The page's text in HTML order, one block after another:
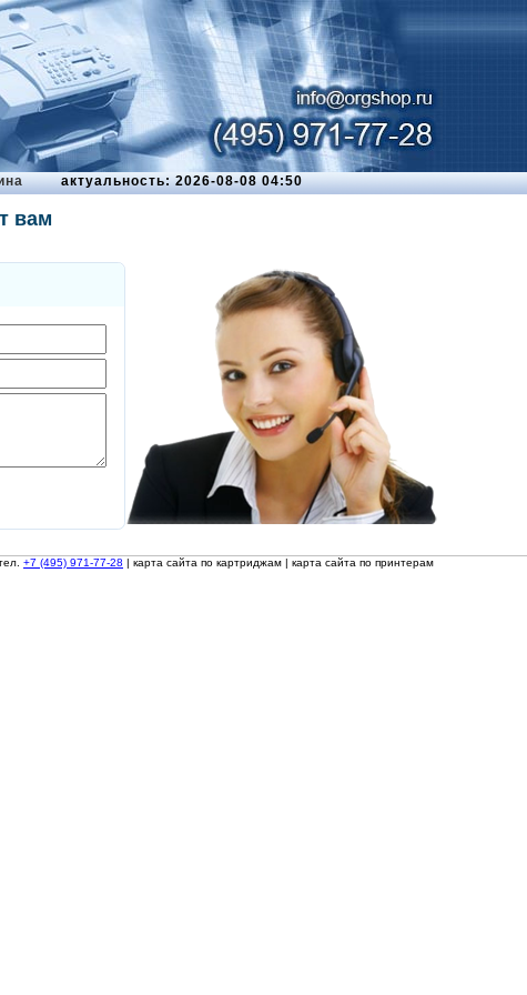
актуальность: 2026-08-08 04:50
вам
+7 (495) 971-77-28 | карта сайта по картриджам | карта сайта по принтерам